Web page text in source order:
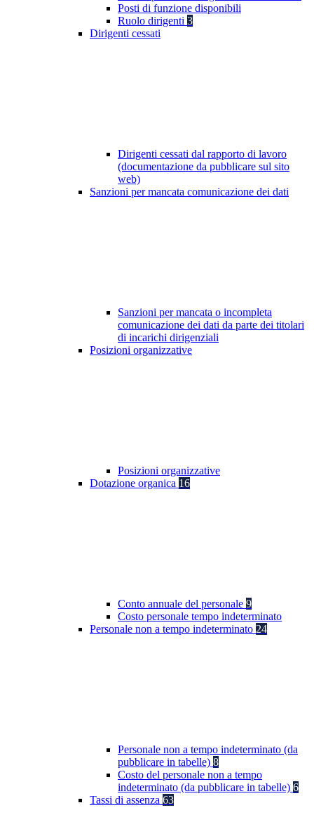
Posti di funzione disponibili
Ruolo dirigenti 3
Dirigenti cessati
Dirigenti cessati dal rapporto di lavoro
(documentazione da pubblicare sul sito
web)
Sanzioni per mancata comunicazione dei dati
Sanzioni per mancata o incompleta
comunicazione dei dati da parte dei titolari
di incarichi dirigenziali
Posizioni organizzative
Posizioni organizzative
Dotazione organica 16
Conto annuale del personale 9
Costo personale tempo indeterminato
Personale non a tempo indeterminato 24
Personale non a tempo indeterminato (da
pubblicare in tabelle) 8
Costo del personale non a tempo
indeterminato (da pubblicare in tabelle) 6
Tassi di assenza 63